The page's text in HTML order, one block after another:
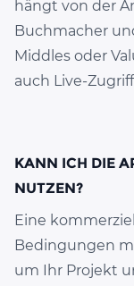
hängt von der
Buchmacher
Middles oder
auch Live-
KANN ICH DIE
NUTZEN?
Eine
Bedingungen
um Ihr Projekt